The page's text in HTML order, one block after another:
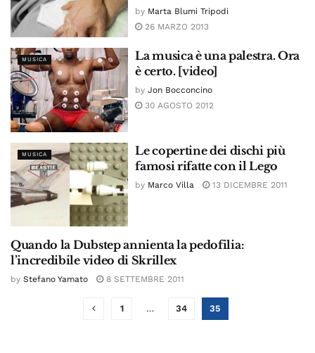
by Marta Blumi Tripodi
26 MARZO 2013
MUSICA
La musica è una palestra. Ora
è certo. [video]
by Jon Bocconcino
30 AGOSTO 2012
MUSICA
Le copertine dei dischi più
famosi rifatte con il Lego
by Marco Villa 13 DICEMBRE 2011
MUSICA
Quando la Dubstep annienta la pedofilia:
l’incredibile video di Skrillex
by Stefano Yamato 8 SETTEMBRE 2011
1 … 34 35